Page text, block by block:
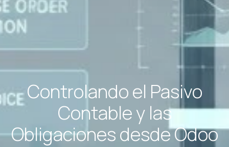
Controlando el Pasivo
Contable y las
Obligaciones desde Odoo